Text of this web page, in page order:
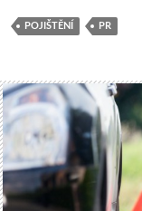
POJIŠTĚNÍ PR